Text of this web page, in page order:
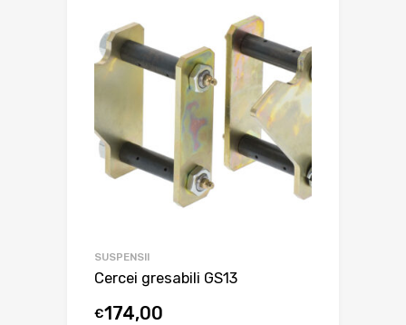
SUSPENSII
Cercei gresabili GS13
€174,00